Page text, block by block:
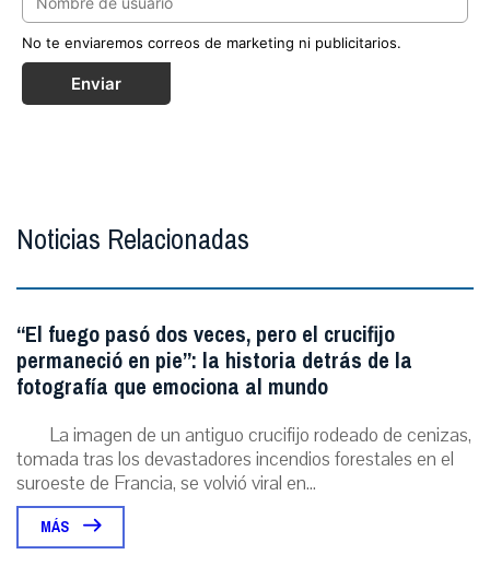
No te enviaremos correos de marketing ni publicitarios.
Enviar
Noticias Relacionadas
“El fuego pasó dos veces, pero el crucifijo
permaneció en pie”: la historia detrás de la
fotografía que emociona al mundo
La imagen de un antiguo crucifijo rodeado de cenizas,
tomada tras los devastadores incendios forestales en el
suroeste de Francia, se volvió viral en...
MÁS